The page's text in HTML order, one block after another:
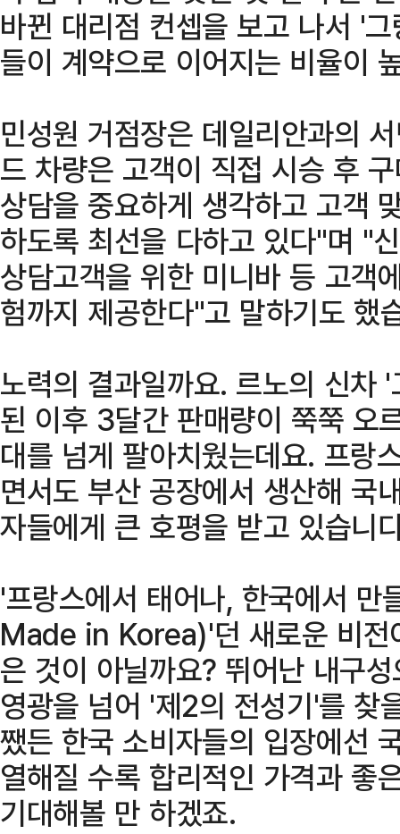
바뀐 대리점 컨셉을 보고 나서 '
들이 계약으로 이어지는 비율이
민성원 거점장은 데일리안과의
드 차량은 고객이 직접 시승 후
상담을 중요하게 생각하고 고객
하도록 최선을 다하고 있다"며 "
상담고객을 위한 미니바 등 고객
험까지 제공한다"고 말하기도 했
노력의 결과일까요. 르노의 신차
된 이후 3달간 판매량이 쭉쭉
대를 넘게 팔아치웠는데요. 프랑
면서도 부산 공장에서 생산해 국
자들에게 큰 호평을 받고 있습니
'프랑스에서 태어나, 한국에서
Made in Korea)'던 새로운 비전
은 것이 아닐까요? 뛰어난 내구
영광을 넘어 '제2의 전성기'를 찾
쨌든 한국 소비자들의 입장에선
열해질 수록 합리적인 가격과 좋
기대해볼 만 하겠죠.